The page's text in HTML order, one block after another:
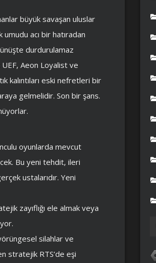
büyük savaşan uluslar
acı bir hatıradan
durdurulamaz
UEF, Aeon Loyalist ve
kalıntıları eski nefretleri bir
gelmelidir. Son bir şans.
oyunlarda mevcut
Bu yeni tehdit, ileri
ustalarıdır. Yeni
zayıflığı ele almak veya
silahlar ve
stratejik RTS’de eşi